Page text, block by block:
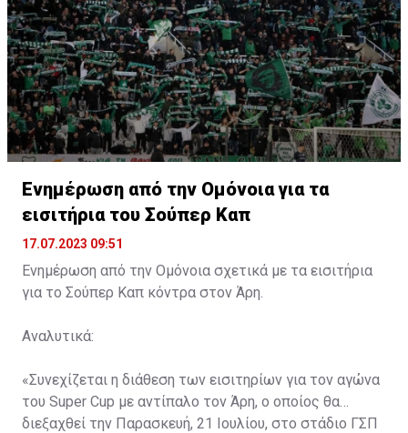
Ενημέρωση από την Ομόνοια για τα
εισιτήρια του Σούπερ Καπ
17.07.2023 09:51
Ενημέρωση από την Ομόνοια σχετικά με τα εισιτήρια
για το Σούπερ Καπ κόντρα στον Άρη.
Αναλυτικά:
«Συνεχίζεται η διάθεση των εισιτηρίων για τον αγώνα
του Super Cup με αντίπαλο τον Άρη, ο οποίος θα
διεξαχθεί την Παρασκευή, 21 Ιουλίου, στο στάδιο ΓΣΠ